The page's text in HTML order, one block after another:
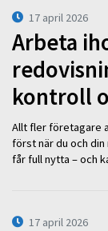
17 april 2026
Arbeta
kontroll
Allt fler företagare
först när du och
får full nytta – och
17 april 2026